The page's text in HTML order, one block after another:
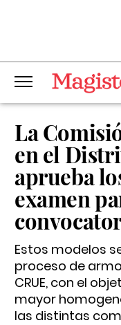
La
en el
aprueba
examen
Estos modelos
proceso de
CRUE, con el
mayor
las distintas